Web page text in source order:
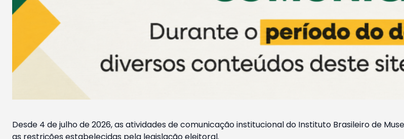
Desde 4 de julho de 2026, as atividades de comunicação institucional do Instituto Brasileiro de